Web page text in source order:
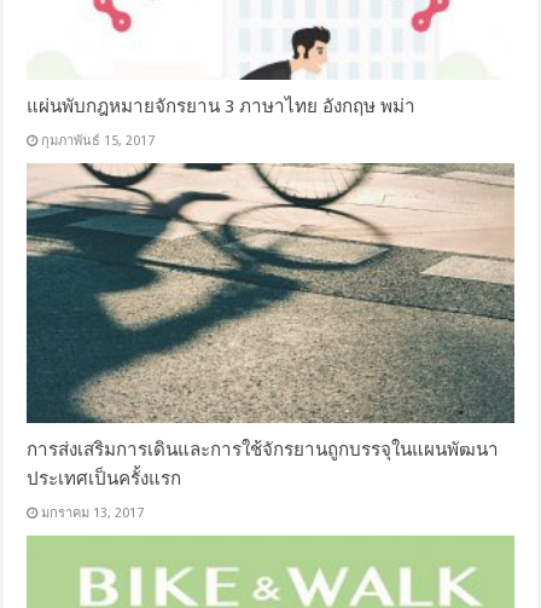
แผ่นพับกฎหมายจักรยาน 3 ภาษาไทย อังกฤษ พม่า
กุมภาพันธ์ 15, 2017
การส่งเสริมการเดินและการใช้จักรยานถูกบรรจุในแผนพัฒนา
ประเทศเป็นครั้งแรก
มกราคม 13, 2017